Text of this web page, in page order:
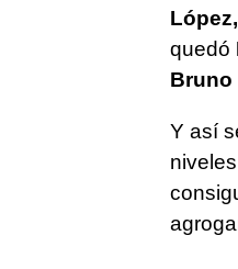
López,
quedó
Bruno
Y así